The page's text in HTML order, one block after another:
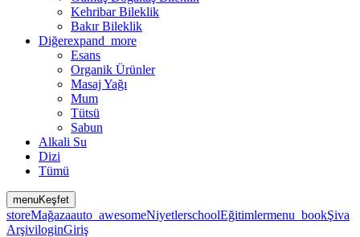
Kehribar Bileklik
Bakır Bileklik
Diğerexpand_more
Esans
Organik Ürünler
Masaj Yağı
Mum
Tütsü
Sabun
Alkali Su
Dizi
Tümü
menuKeşfet
storeMağazaauto_awesomeNiyetlerschoolEğitimlermenu_bookŞiva
ArşiviloginGiriş